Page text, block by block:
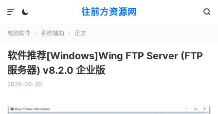
往前方资源网
 

电脑软件  系统辅助  正文
软件推荐[Windows]Wing FTP Server (FTP
服务器) v8.2.0 企业版
2026-06-30